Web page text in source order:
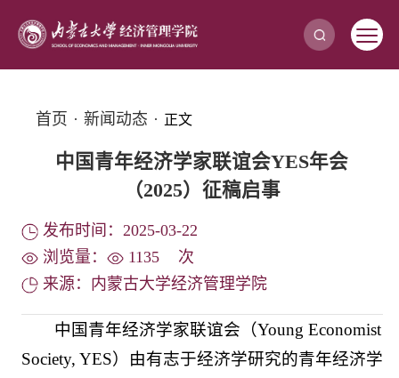
首页 · 新闻动态 · 正文
中国青年经济学家联谊会YES年会
（2025）征稿启事
发布时间：2025-03-22
浏览量：
1135
次
来源：内蒙古大学经济管理学院
中国青年经济学家联谊会（Young Economist
Society, YES）由有志于经济学研究的青年经济学